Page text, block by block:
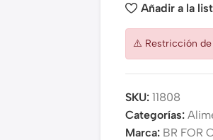
Añadir a la
⚠️ Restricción de
SKU: 11808
Categorías:
Marca: BR FOR